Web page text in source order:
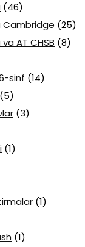
(46)
(25)
AT CHSB (8)
sinf (14)
(5)
(3)
(1)
(1)
(1)